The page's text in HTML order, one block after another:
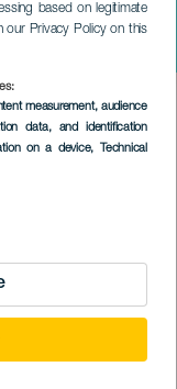
based on legitimate
our Privacy Policy on this
measurement, audience
data, and identification
on a device, Technical